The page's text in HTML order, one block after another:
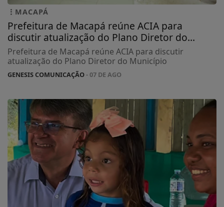
MACAPÁ
Prefeitura de Macapá reúne ACIA para
discutir atualização do Plano Diretor do...
Prefeitura de Macapá reúne ACIA para discutir
atualização do Plano Diretor do Município
GENESIS COMUNICAÇÃO- 07 DE AGO